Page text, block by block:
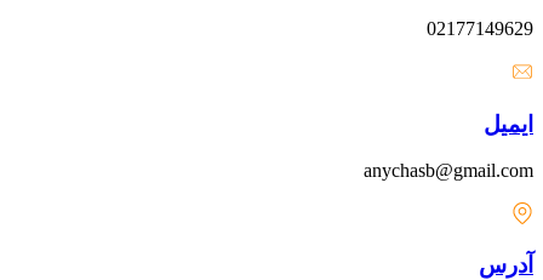
02177149629
ایمیل
anychasb@gmail.com
آدرس